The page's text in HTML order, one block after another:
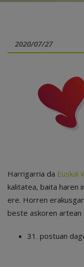
2020/07/27
Harrigarria da Euskal
kalitatea, baita haren
ere. Horren
beste askoren artean :
31. postuan